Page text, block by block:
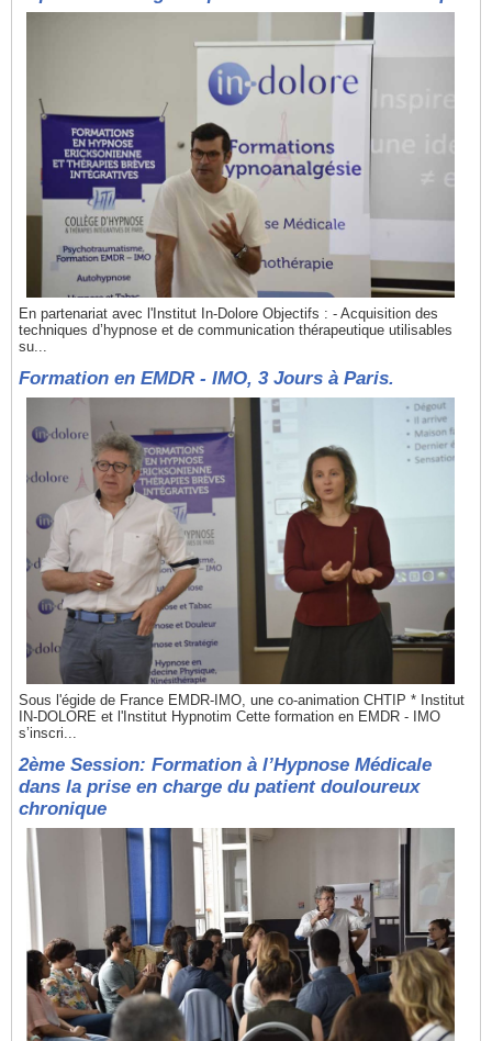
En partenariat avec l'Institut In-Dolore Objectifs : - Acquisition des
techniques d’hypnose et de communication thérapeutique utilisables
su...
Formation en EMDR - IMO, 3 Jours à Paris.
Sous l'égide de France EMDR-IMO, une co-animation CHTIP * Institut
IN-DOLORE et l'Institut Hypnotim Cette formation en EMDR - IMO
s’inscri...
2ème Session: Formation à l’Hypnose Médicale
dans la prise en charge du patient douloureux
chronique